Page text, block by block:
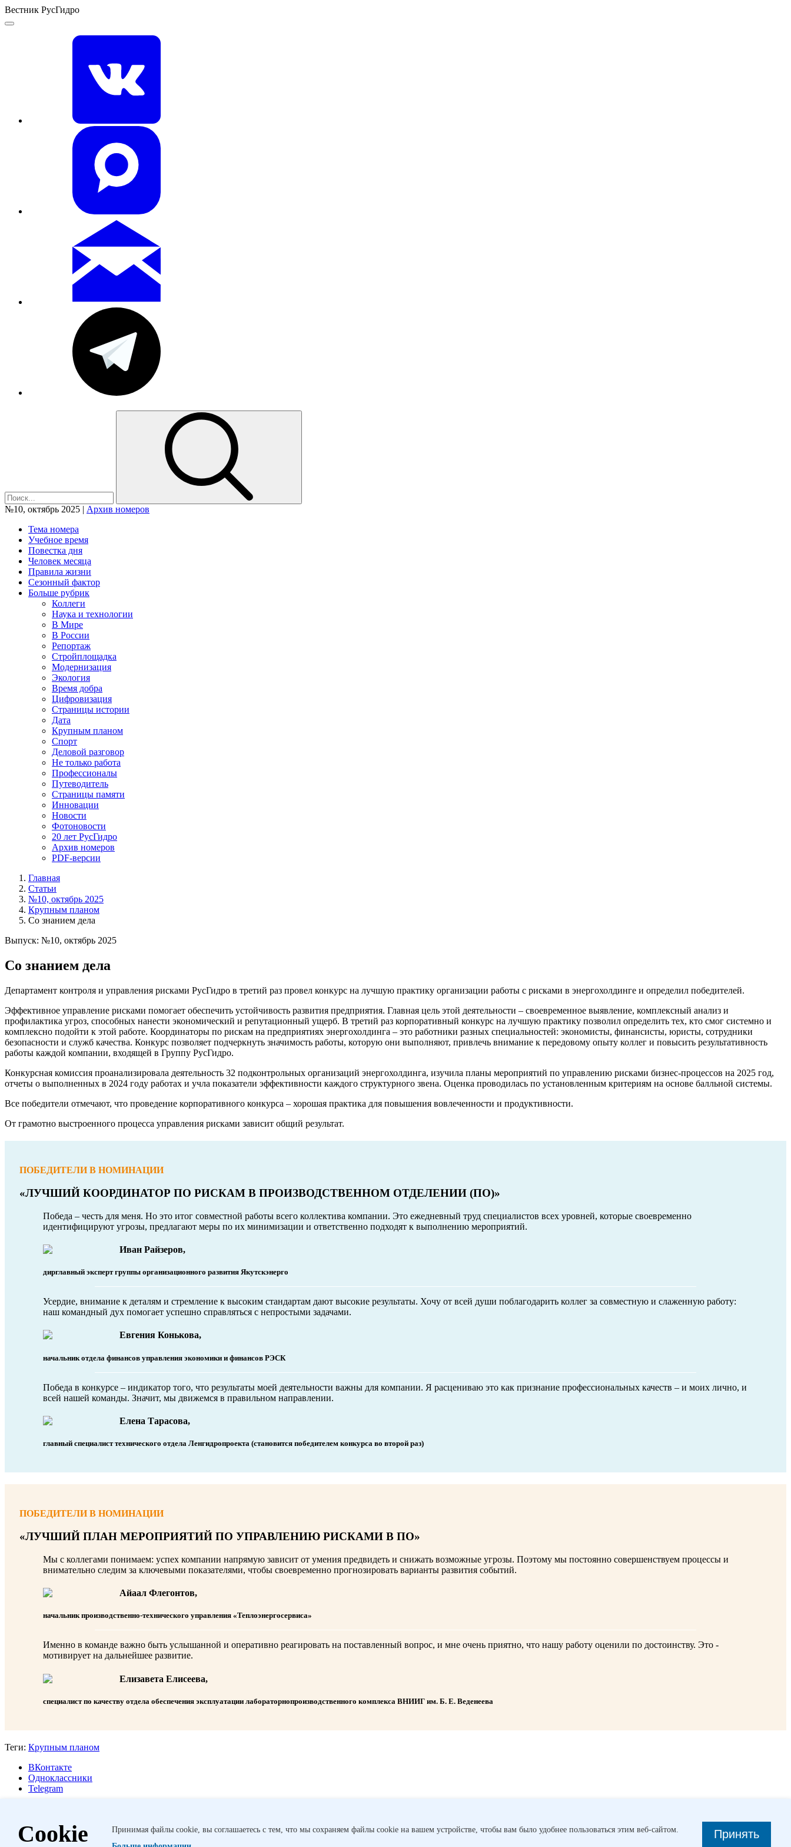
Вестник РусГидро
№10, октябрь 2025 | Архив номеров
Тема номера
Учебное время
Повестка дня
Человек месяца
Правила жизни
Сезонный фактор
Больше рубрик
Коллеги
Наука и технологии
В Мире
В России
Репортаж
Стройплощадка
Модернизация
Экология
Время добра
Цифровизация
Страницы истории
Дата
Крупным планом
Спорт
Деловой разговор
Не только работа
Профессионалы
Путеводитель
Страницы памяти
Инновации
Новости
Фотоновости
20 лет РусГидро
Архив номеров
PDF-версии
Главная
Статьи
№10, октябрь 2025
Крупным планом
Со знанием дела
Выпуск: №10, октябрь 2025
Со знанием дела
Департамент контроля и управления рисками РусГидро в третий раз провел конкурс на лучшую практику организации работы с рисками в энергохолдинге и определил победителей.
Эффективное управление рисками помогает обеспечить устойчивость развития предприятия. Главная цель этой деятельности – своевременное выявление, комплексный анализ и
профилактика угроз, способных нанести экономический и репутационный ущерб. В третий раз корпоративный конкурс на лучшую практику позволил определить тех, кто смог системно и
комплексно подойти к этой работе. Координаторы по рискам на предприятиях энергохолдинга – это работники разных специальностей: экономисты, финансисты, юристы, сотрудники
безопасности и служб качества. Конкурс позволяет подчеркнуть значимость работы, которую они выполняют, привлечь внимание к передовому опыту коллег и повысить результативность
работы каждой компании, входящей в Группу РусГидро.
Конкурсная комиссия проанализировала деятельность 32 подконтрольных организаций энергохолдинга, изучила планы мероприятий по управлению рисками бизнес-процессов на 2025 год,
отчеты о выполненных в 2024 году работах и учла показатели эффективности каждого структурного звена. Оценка проводилась по установленным критериям на основе балльной системы.
Все победители отмечают, что проведение корпоративного конкурса – хорошая практика для повышения вовлеченности и продуктивности.
От грамотно выстроенного процесса управления рисками зависит общий результат.
ПОБЕДИТЕЛИ В НОМИНАЦИИ
«ЛУЧШИЙ КООРДИНАТОР ПО РИСКАМ В ПРОИЗВОДСТВЕННОМ ОТДЕЛЕНИИ (ПО)»
Победа – честь для меня. Но это итог совместной работы всего коллектива компании. Это ежедневный труд специалистов всех уровней, которые своевременно
идентифицируют угрозы, предлагают меры по их минимизации и ответственно подходят к выполнению мероприятий.
Иван Райзеров,
дирглавный эксперт группы организационного развития Якутскэнерго
Усердие, внимание к деталям и стремление к высоким стандартам дают высокие результаты. Хочу от всей души поблагодарить коллег за совместную и слаженную работу:
наш командный дух помогает успешно справляться с непростыми задачами.
Евгения Конькова,
начальник отдела финансов управления экономики и финансов РЭСК
Победа в конкурсе – индикатор того, что результаты моей деятельности важны для компании. Я расцениваю это как признание профессиональных качеств – и моих лично, и
всей нашей команды. Значит, мы движемся в правильном направлении.
Елена Тарасова,
главный специалист технического отдела Лен­гидропроекта (становится победителем конкурса во второй раз)
ПОБЕДИТЕЛИ В НОМИНАЦИИ
«ЛУЧШИЙ ПЛАН МЕРОПРИЯТИЙ ПО УПРАВЛЕНИЮ РИСКАМИ В ПО»
Мы с коллегами понимаем: успех компании напрямую зависит от умения предвидеть и снижать возможные угрозы. Поэтому мы постоянно совершенствуем процессы и
внимательно следим за ключевыми показателями, чтобы своевременно прогнозировать варианты развития событий.
Айаал Флегонтов,
начальник производ­ственно-технического управления «Теплоэнергосервиса»
Именно в команде важно быть услышанной и оперативно реагировать на поставленный вопрос, и мне очень приятно, что нашу работу оценили по достоинству. Это ­
мотивирует на дальнейшее развитие.
Елизавета Елисеева,
специалист по качеству отдела обеспечения эксплуатации лабораторно­производственного комплекса ВНИИГ им. Б. Е. Веденеева
Теги: Крупным планом
ВКонтакте
Одноклассники
Telegram
В согласии с лидерами РусГидро участвовало в Петербургском международном экономическом форуме. Компания поделилась опытом между...Зеленый потенциал ГЭС
На Саяно-Шушенской
Cookie
Принимая файлы cookie, вы соглашаетесь с тем, что мы сохраняем файлы cookie на вашем устройстве, чтобы вам было удобнее пользоваться этим веб-сайтом.
Принять